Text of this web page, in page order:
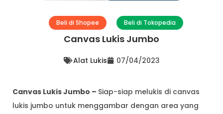
Beli di Shopee Beli di Tokopedia
Canvas Lukis Jumbo
Alat Lukis 07/04/2023
Canvas Lukis Jumbo – Siap-siap melukis di canvas
lukis jumbo untuk menggambar dengan area yang